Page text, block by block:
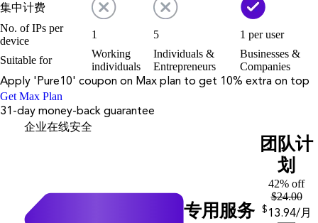
集中计费
No. of IPs per
device
1 5 1 per user
Suitable for
Working
individuals
Individuals &
Entrepreneurs
Businesses &
Companies
Apply ' Pure10' coupon on Max plan to get 10% extra on top
Get Max Plan
31-day money-back guarantee
企业在线安全
专用服务
团队计
划
42% off
$24.00
$ 13.94/月